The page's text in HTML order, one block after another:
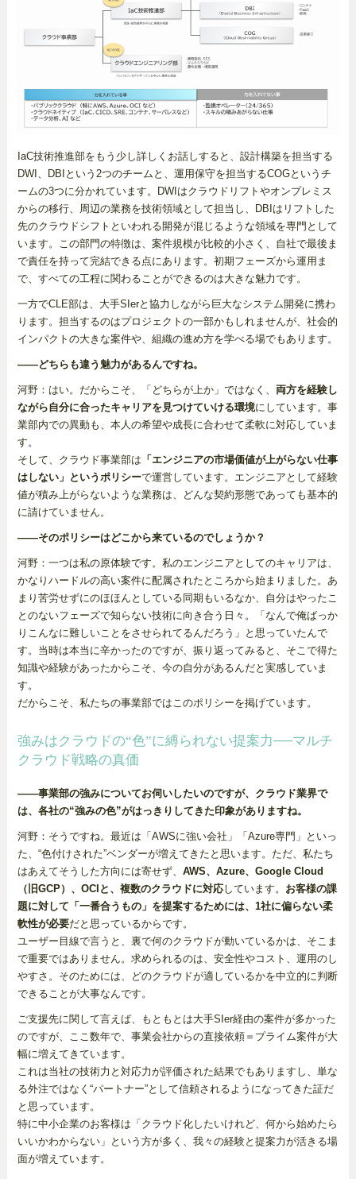
IaC技術推進部をもう少し詳しくお話しすると、設計構築を担当する
DWI、DBIという2つのチームと、運用保守を担当するCOGというチ
ームの3つに分かれています。DWIはクラウドリフトやオンプレミス
からの移行、周辺の業務を技術領域として担当し、DBIはリフトした
先のクラウドシフトといわれる開発が混じるような領域を専門として
います。この部門の特徴は、案件規模が比較的小さく、自社で最後ま
で責任を持って完結できる点にあります。初期フェーズから運用ま
で、すべての工程に関わることができるのは大きな魅力です。
一方でCLE部は、大手SIerと協力しながら巨大なシステム開発に携わ
ります。担当するのはプロジェクトの一部かもしれませんが、社会的
インパクトの大きな案件や、組織の進め方を学べる場でもあります。
――どちらも違う魅力があるんですね。
河野：はい。だからこそ、「どちらが上か」ではなく、 両方を経験し
ながら自分に合ったキャリアを見つけていける環境にしています。事
業部内での異動も、本人の希望や成長に合わせて柔軟に対応していま
す。
そして、クラウド事業部は 「エンジニアの市場価値が上がらない仕事
はしない」というポリシーで運営しています。エンジニアとして経験
値が積み上がらないような業務は、どんな契約形態であっても基本的
に請けていません。
――そのポリシーはどこから来ているのでしょうか？
河野：一つは私の原体験です。私のエンジニアとしてのキャリアは、
かなりハードルの高い案件に配属されたところから始まりました。あ
まり苦労せずにのほほんとしている同期もいるなか、自分はやったこ
とのないフェーズで知らない技術に向き合う日々。「なんで俺ばっか
りこんなに難しいことをさせられてるんだろう」と思っていたんで
す。当時は本当に辛かったのですが、振り返ってみると、そこで得た
知識や経験があったからこそ、今の自分があるんだと実感していま
す。
だからこそ、私たちの事業部ではこのポリシーを掲げています。
強みはクラウドの“色”に縛られない提案力──マルチ
クラウド戦略の真価
――事業部の強みについてお伺いしたいのですが、クラウド業界で
は、各社の“強みの色”がはっきりしてきた印象がありますね。
河野：そうですね。最近は「AWSに強い会社」「Azure専門」といっ
た、“色付けされた”ベンダーが増えてきたと思います。ただ、私たち
はあえてそうした方向には寄せず、 AWS、Azure、Google Cloud
（旧GCP）、OCIと、複数のクラウドに対応しています。 お客様の課
題に対して「一番合うもの」を提案するためには、1社に偏らない柔
軟性が必要だと思っているからです。
ユーザー目線で言うと、裏で何のクラウドが動いているかは、そこま
で重要ではありません。求められるのは、安全性やコスト、運用のし
やすさ。そのためには、どのクラウドが適しているかを中立的に判断
できることが大事なんです。
ご支援先に関して言えば、もともとは大手SIer経由の案件が多かった
のですが、ここ数年で、事業会社からの直接依頼＝プライム案件が大
幅に増えてきています。
これは当社の技術力と対応力が評価された結果でもありますし、単な
る外注ではなく“パートナー”として信頼されるようになってきた証だ
と思っています。
特に中小企業のお客様は「クラウド化したいけれど、何から始めたら
いいかわからない」という方が多く、我々の経験と提案力が活きる場
面が増えています。